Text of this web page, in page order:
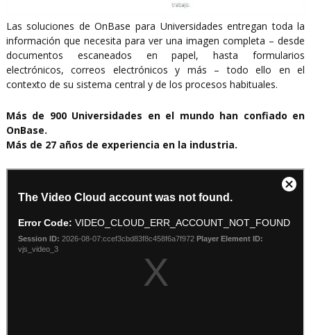
Las soluciones de OnBase para Universidades entregan toda la
información que necesita para ver una imagen completa – desde
documentos escaneados en papel, hasta formularios
electrónicos, correos electrónicos y más – todo ello en el
contexto de su sistema central y de los procesos habituales.
Más de 900 Universidades en el mundo han confiado en
OnBase.
Más de 27 años de experiencia en la industria.